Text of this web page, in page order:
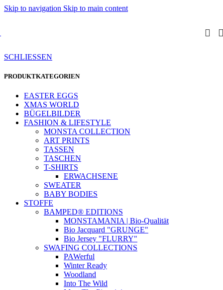
Skip to navigation Skip to main content
SCHLIESSEN
PRODUKTKATEGORIEN
EASTER EGGS
XMAS WORLD
BÜGELBILDER
FASHION & LIFESTYLE
MONSTA COLLECTION
ART PRINTS
TASSEN
TASCHEN
T-SHIRTS
ERWACHSENE
SWEATER
BABY BODIES
STOFFE
BAMPED® EDITIONS
MONSTAMANIA | Bio-Qualität
Bio Jacquard "GRUNGE"
Bio Jersey "FLURRY"
SWAFING COLLECTIONS
PAWerful
Winter Ready
Woodland
Into The Wild